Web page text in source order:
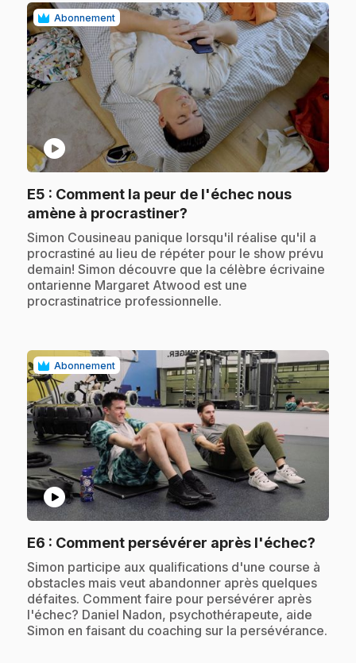
Abonnement
play_circle
E5 : Comment la peur de l'échec nous
amène à procrastiner?
.Simon Cousineau panique lorsqu'il réalise qu'il a
procrastiné au lieu de répéter pour le show prévu
demain! Simon découvre que la célèbre écrivaine
ontarienne Margaret Atwood est une
procrastinatrice professionnelle.
Abonnement
play_circle
E6 : Comment persévérer après l'échec?
.Simon participe aux qualifications d'une course à
obstacles mais veut abandonner après quelques
défaites. Comment faire pour persévérer après
l'échec? Daniel Nadon, psychothérapeute, aide
Simon en faisant du coaching sur la persévérance.